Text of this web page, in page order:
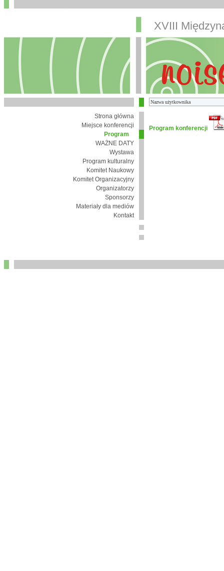
XVIII
Strona główna
Miejsce konferencji
Program
WAŻNE DATY
Wystawa
Program kulturalny
Komitet Naukowy
Komitet Organizacyjny
Organizatorzy
Sponsorzy
Materiały dla mediów
Kontakt
Program konferencji